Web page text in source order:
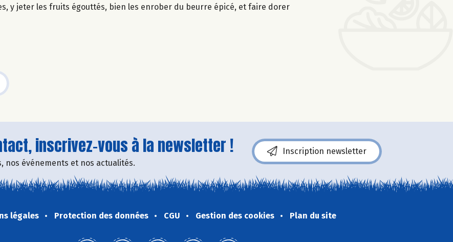
y jeter les fruits égouttés, bien les enrober du beurre épicé, et faire dorer
inscrivez-vous à la newsletter !
nos événements et nos actualités.
Inscription newsletter
légales Protection des données CGU Gestion des cookies Plan du site